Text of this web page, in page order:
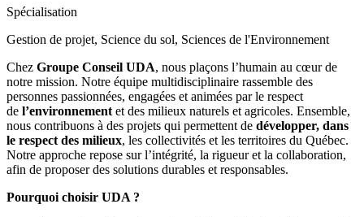
Spécialisation
Gestion de projet, Science du sol, Sciences de l'Environnement
Chez Groupe Conseil UDA, nous plaçons l’humain au cœur de
notre mission. Notre équipe multidisciplinaire rassemble des
personnes passionnées, engagées et animées par le respect
de l’environnement et des milieux naturels et agricoles. Ensemble,
nous contribuons à des projets qui permettent de développer, dans
le respect des milieux, les collectivités et les territoires du Québec.
Notre approche repose sur l’intégrité, la rigueur et la collaboration,
afin de proposer des solutions durables et responsables.
Pourquoi choisir UDA ?